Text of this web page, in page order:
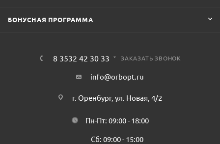
БОНУСНАЯ ПРОГРАММА
8 3532 42 30 33 ЗАКАЗАТЬ ЗВОНОК
info@orbopt.ru
г. Оренбург, ул. Новая, 4/2
Пн-Пт: 09:00 - 18:00
Сб: 09:00 - 15:00